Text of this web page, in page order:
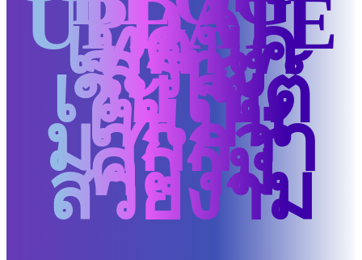
UPDATE
เทคนิค
สร้าง
เว็บไซต์
ให้เป็น
มากกว่า
ความ
สวยงาม